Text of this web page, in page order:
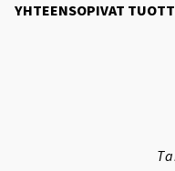
YHTEENSOPIVAT